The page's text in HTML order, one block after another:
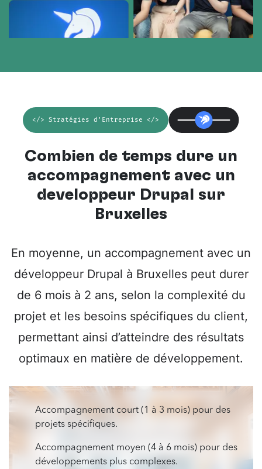
</> Stratégies d'Entreprise </>
Combien de temps dure un
accompagnement avec un
développeur Drupal sur
Bruxelles
En moyenne, un accompagnement avec un
développeur Drupal à Bruxelles peut durer
de 6 mois à 2 ans, selon la complexité du
projet et les besoins spécifiques du client,
permettant ainsi d’atteindre des résultats
optimaux en matière de développement.
Accompagnement court (1 à 3 mois) pour des
projets spécifiques.
Accompagnement moyen (4 à 6 mois) pour des
développements plus complexes.